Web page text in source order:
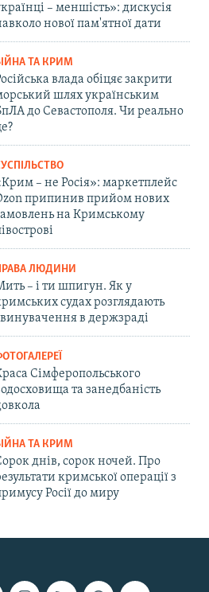
– меншість»: дискусія
нової пам'ятної дати
ТА КРИМ
влада обіцяє закрити
шлях українським
до Севастополя. Чи реально
– не Росія»: маркетплейс
припинив прийом нових
на Кримському
ЛЮДИНИ
– і ти шпигун. Як у
судах розглядають
в держзраді
Сімферопольського
та занедбаність
ТА КРИМ
днів, сорок ночей. Про
кримської операції з
Росії до миру